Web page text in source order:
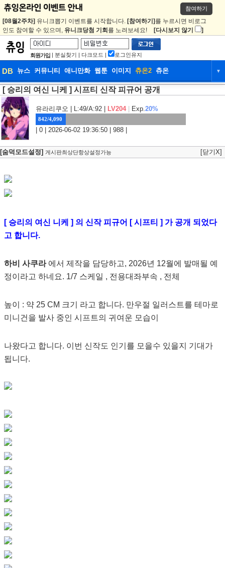
참여하기
[08월2주차] 유니크뽑기 이벤트를 시작합니다. [참여하기] 를 누르시면 비로그
인도 참여할 수 있으며, 유니크당첨 기회 를 노려보세요! [다시보지 않기 ]
회원가입 | 분실찾기 | 다크모드 | 로그인유지
DB 뉴스 커뮤니티 애니만화 웹툰 이미지 츄온2 츄온 ▼
DB 뉴스 커뮤니티
웹툰 이미지 츄온2
[ 승리의 여신 니케 ] 시프티 신작 피규어 공개
유라리쿠오 | L:49/A:92 | LV204 Exp.20%
842/4,090
| 0 | 2026-06-02 19:36:50 | 988 |
[숨덕모드설정] 게시판최상단항상설정가능 [닫기X]
[ 승리의 여신 니케 ] 의 신작 피규어 [ 시프티 ] 가 공개 되었다
고 합니다.
하비 사쿠라에서 제작을 담당하고, 2026년 12월에 발매될 예
정이라고 하네요. 1/7 스케일 , 전용대좌부속 , 전체
높이 : 약 25 CM 크기 라고 합니다. 만우절 일러스트를 테마로
미니건을 발사 중인 시프트의 귀여운 모습이
나왔다고 합니다. 이번 신작도 인기를 모을수 있을지 기대가
됩니다.